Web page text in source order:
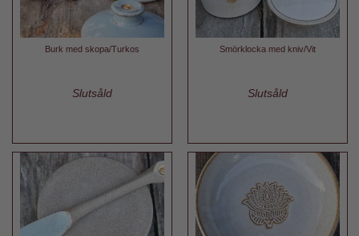
Burk med skopa/Turkos
Slutsåld
Smörklocka med kniv/Vit
Slutsåld